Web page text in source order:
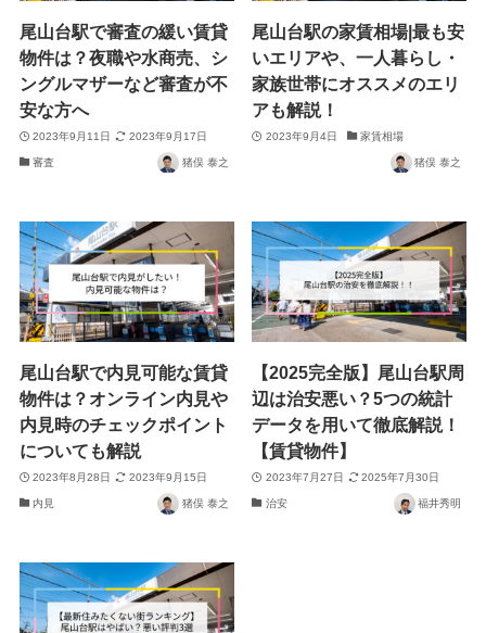
尾山台駅で審査の緩い賃貸
物件は？夜職や水商売、シ
ングルマザーなど審査が不
安な方へ
2023年9月11日 2023年9月17日
審査 猪俣 泰之
尾山台駅の家賃相場|最も安
いエリアや、一人暮らし・
家族世帯にオススメのエリ
アも解説！
2023年9月4日 家賃相場
猪俣 泰之
尾山台駅で内見可能な賃貸
物件は？オンライン内見や
内見時のチェックポイント
についても解説
2023年8月28日 2023年9月15日
内見 猪俣 泰之
【2025完全版】尾山台駅周
辺は治安悪い？5つの統計
データを用いて徹底解説！
【賃貸物件】
2023年7月27日 2025年7月30日
治安 福井秀明